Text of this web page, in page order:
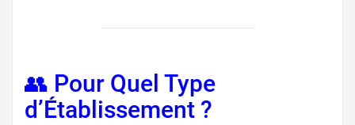
👥 Pour Quel Type
d’Établissement ?